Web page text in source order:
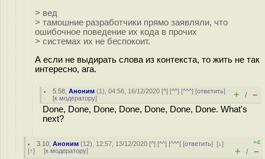
> вед
> тамошние разработчики прямо заявляли, что
ошибочное поведение их кода в прочих
> системах их не беспокоит.
А если не выдирать слова из контекста, то жить не так
интересно, ага.
5.58 ,Аноним (1), 04:56, 16/12/2020 [^] [^^] [^^^] [ответить]
[к модератору] + / –
Done, Done, Done, Done, Done, Done, Done. What's
next?
3.10 ,Аноним (12), 12:57, 13/12/2020 [^] [^^] [^^^] [ответить][↓]
[↑] [к модератору]
+4
+ / –